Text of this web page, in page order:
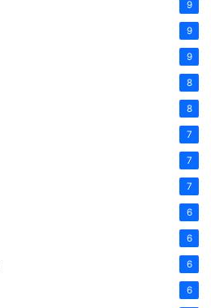
9
9
9
8
8
7
7
7
6
6
6
6